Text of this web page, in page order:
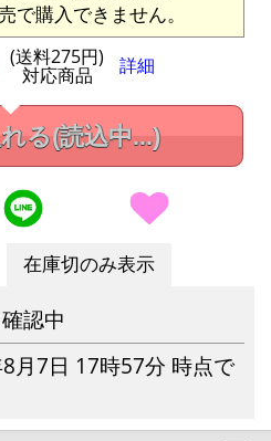
で購入できません。
(送料275円)
対応商品 詳細
る(読込中...)
在庫切のみ表示
認中
月7日 17時57分 時点で